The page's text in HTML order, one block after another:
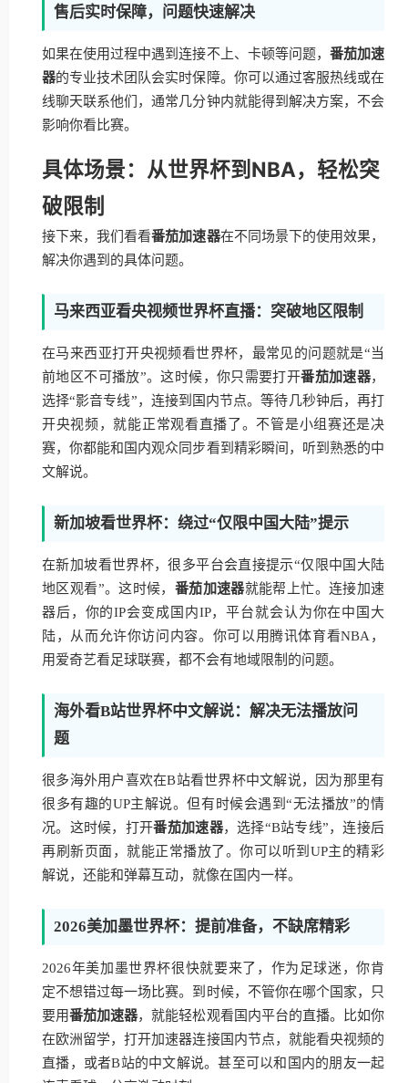
售后实时保障，问题快速解决
如果在使用过程中遇到连接不上、卡顿等问题， 番茄加速
器的专业技术团队会实时保障。你可以通过客服热线或在
线聊天联系他们，通常几分钟内就能得到解决方案，不会
影响你看比赛。
具体场景：从世界杯到NBA，轻松突
破限制
接下来，我们看看番茄加速器在不同场景下的使用效果，
解决你遇到的具体问题。
马来西亚看央视频世界杯直播：突破地区限制
在马来西亚打开央视频看世界杯，最常见的问题就是“当
前地区不可播放”。这时候，你只需要打开番茄加速器，
选择“影音专线”，连接到国内节点。等待几秒钟后，再打
开央视频，就能正常观看直播了。不管是小组赛还是决
赛，你都能和国内观众同步看到精彩瞬间，听到熟悉的中
文解说。
新加坡看世界杯：绕过“仅限中国大陆”提示
在新加坡看世界杯，很多平台会直接提示“仅限中国大陆
地区观看”。这时候， 番茄加速器就能帮上忙。连接加速
器后，你的IP会变成国内IP，平台就会认为你在中国大
陆，从而允许你访问内容。你可以用腾讯体育看NBA，
用爱奇艺看足球联赛，都不会有地域限制的问题。
海外看B站世界杯中文解说：解决无法播放问
题
很多海外用户喜欢在B站看世界杯中文解说，因为那里有
很多有趣的UP主解说。但有时候会遇到“无法播放”的情
况。这时候，打开番茄加速器，选择“B站专线”，连接后
再刷新页面，就能正常播放了。你可以听到UP主的精彩
解说，还能和弹幕互动，就像在国内一样。
2026美加墨世界杯：提前准备，不缺席精彩
2026年美加墨世界杯很快就要来了，作为足球迷，你肯
定不想错过每一场比赛。到时候，不管你在哪个国家，只
要用番茄加速器，就能轻松观看国内平台的直播。比如你
在欧洲留学，打开加速器连接国内节点，就能看央视频的
直播，或者B站的中文解说。甚至可以和国内的朋友一起